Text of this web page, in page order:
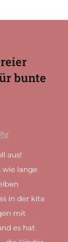
bunte
aus!
wie lange
in der kita
mit
es hat